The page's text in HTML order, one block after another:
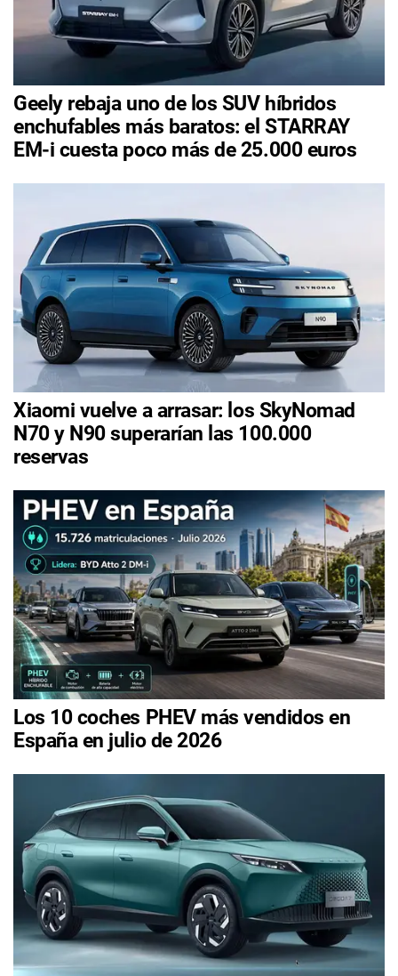
Geely rebaja uno de los SUV híbridos
enchufables más baratos: el STARRAY
EM-i cuesta poco más de 25.000 euros
Xiaomi vuelve a arrasar: los SkyNomad
N70 y N90 superarían las 100.000
reservas
Los 10 coches PHEV más vendidos en
España en julio de 2026